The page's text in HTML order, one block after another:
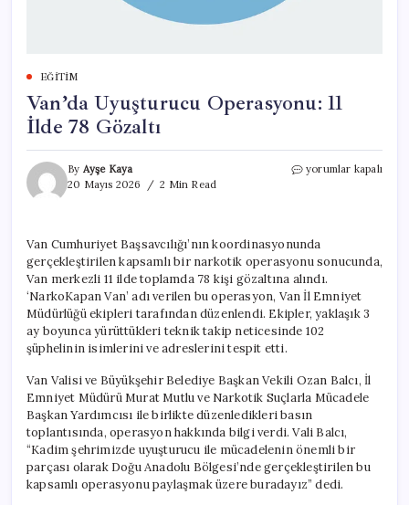
EĞITIM
Van’da Uyuşturucu Operasyonu: 11
İlde 78 Gözaltı
By Ayşe Kaya
20 Mayıs 2026
2 Min Read
Van’da
78
Gözaltı
için
yorumlar kapalı
Van Cumhuriyet Başsavcılığı’nın koordinasyonunda
gerçekleştirilen kapsamlı bir narkotik operasyonu sonucunda,
Van merkezli 11 ilde toplamda 78 kişi gözaltına alındı.
‘NarkoKapan Van’ adı verilen bu operasyon, Van İl Emniyet
Müdürlüğü ekipleri tarafından düzenlendi. Ekipler, yaklaşık 3
ay boyunca yürüttükleri teknik takip neticesinde 102
şüphelinin isimlerini ve adreslerini tespit etti.
Van Valisi ve Büyükşehir Belediye Başkan Vekili Ozan Balcı, İl
Emniyet Müdürü Murat Mutlu ve Narkotik Suçlarla Mücadele
Başkan Yardımcısı ile birlikte düzenledikleri basın
toplantısında, operasyon hakkında bilgi verdi. Vali Balcı,
“Kadim şehrimizde uyuşturucu ile mücadelenin önemli bir
parçası olarak Doğu Anadolu Bölgesi’nde gerçekleştirilen bu
kapsamlı operasyonu paylaşmak üzere buradayız” dedi.